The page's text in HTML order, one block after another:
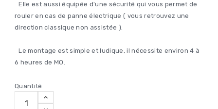
Elle est aussi équipée d'une sécurité qui vous permet de
rouler en cas de panne électrique ( vous retrouvez une
direction classique non assistée ).
Le montage est simple et ludique, il nécessite environ 4 à
6 heures de MO.
Quantité